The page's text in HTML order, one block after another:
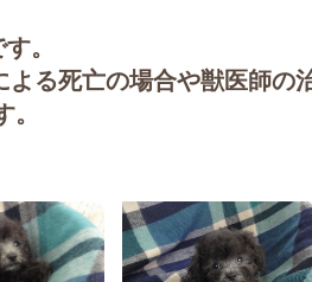
。
る死亡の場合や獣医師の